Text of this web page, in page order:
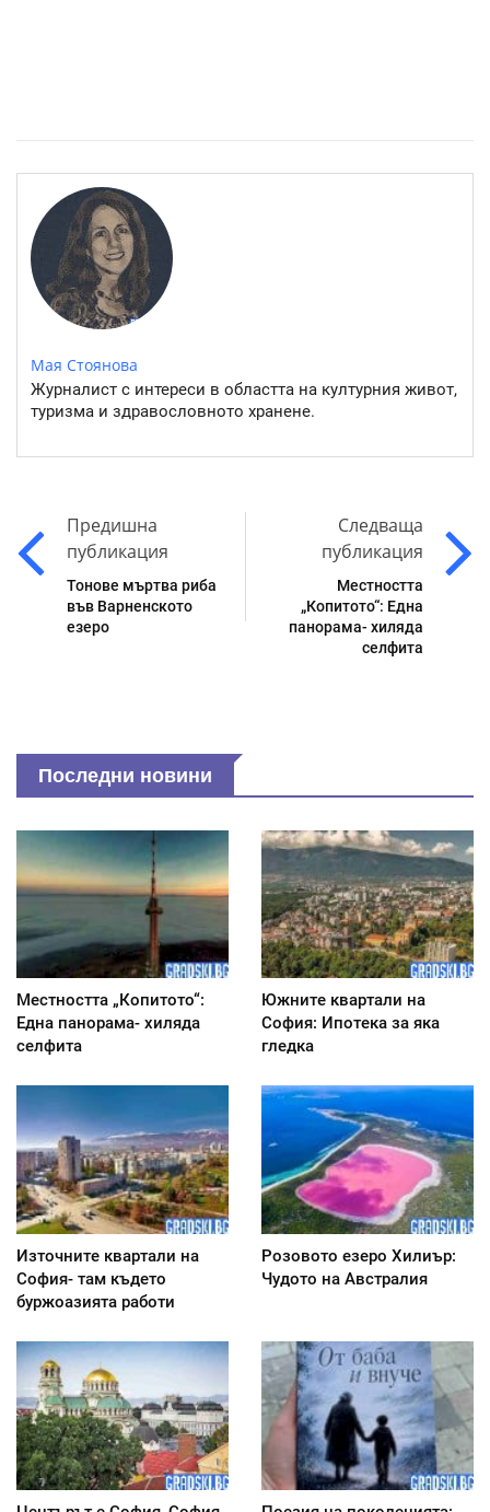
Мая Стоянова
Журналист с интереси в областта на културния живот,
туризма и здравословното хранене.
Предишна
публикация
Тонове мъртва риба
във Варненското
езеро
Следваща
публикация
Местността
„Копитото“: Една
панорама- хиляда
селфита
Последни новини
Местността „Копитото“:
Една панорама- хиляда
селфита
Южните квартали на
София: Ипотека за яка
гледка
Източните квартали на
София- там където
буржоазията работи
Розовото езеро Хилиър:
Чудото на Австралия